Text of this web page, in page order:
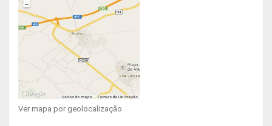
Ver mapa por geolocalização